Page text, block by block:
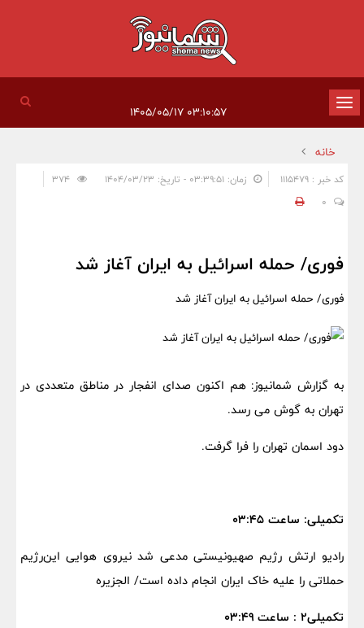
تغییر
وضعیت
ناوبری
خانه
کد خبر : 1115479 زمان: ۰۳:۳۹:۵۱ - تاریخ: ۱۴۰۴/۰۳/۲۳
0
فوری/ حمله اسرائیل به ایران آغاز شد
فوری/ حمله اسرائیل به ایران آغاز شد
به گزارش شمانیوز: هم اکنون صدای انفجار در مناطق متعددی در
تهران به گوش می رسد.
دود اسمان تهران را فرا گرفت.
تکمیلی: ساعت ۰۳:۴۵
رادیو ارتش رژیم صهیونیستی مدعی شد نیروی هوایی این‌رژیم
حملاتی را علیه خاک ایران انجام داده است/ الجزیره
تکمیلی۲ : ساعت ۰۳:۴۹